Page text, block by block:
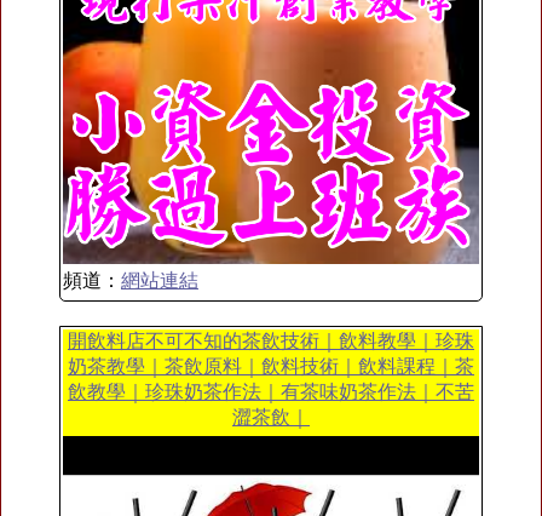
頻道： 網站連結
開飲料店不可不知的茶飲技術｜飲料教學｜珍珠
奶茶教學｜茶飲原料｜飲料技術｜飲料課程｜茶
飲教學｜珍珠奶茶作法｜有茶味奶茶作法｜不苦
澀茶飲｜